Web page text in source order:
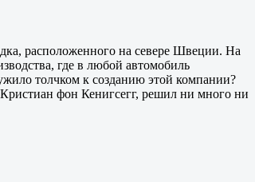
расположенного на севере Швеции. На
где в любой автомобиль
толчком к созданию этой компании?
фон Кенигсегг, решил ни много ни